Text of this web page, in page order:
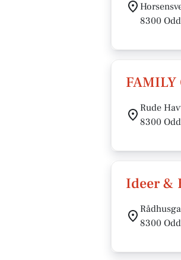
8300
FAMILY
Rude
8300
Ideer &
8300